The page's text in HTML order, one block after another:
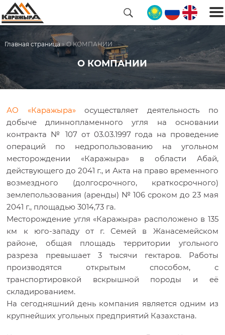
ГЛАВНАЯ
КОМПАНИИ
КАРЬЕРА
ПОКУПАТЕЛЯМ
НОВОСТИ
КОНТАКТЫ
Главная страница »О КОМПАНИИ
О КОМПАНИИ
АО «Каражыра»осуществляет деятельность по
добыче длиннопламенного угля на основании
контракта № 107 от 03.03.1997 года на проведение
операций по недропользованию на угольном
месторождении «Каражыра» в области Абай,
действующего до 2041 г., и Акта на право временного
возмездного (долгосрочного, краткосрочного)
землепользования (аренды) № 106 сроком до 23 мая
2041 г., площадью 3014,73 га.
Месторождение угля «Каражыра» расположено в 135
км к юго-западу от г. Семей в Жанасемейском
районе, общая площадь территории угольного
разреза превышает 3 тысячи гектаров. Работы
производятся открытым способом, с
транспортировкой вскрышной породы и её
складированием.
На сегодняшний день компания является одним из
крупнейших угольных предприятий Казахстана.